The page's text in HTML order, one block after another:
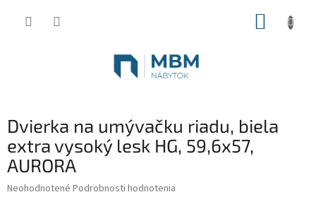
Dvierka na umývačku riadu, biela
extra vysoký lesk HG, 59,6x57,
AURORA
Priemerné
Neohodnotené Podrobnosti hodnotenia